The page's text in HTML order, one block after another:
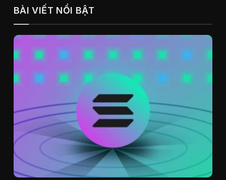
BÀI VIẾT NỔI BẬT